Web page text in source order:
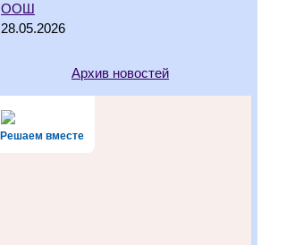
ООШ
28.05.2026
Архив новостей
Решаем вместе